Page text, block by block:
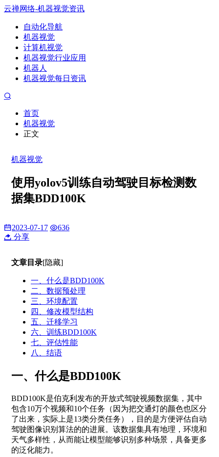
云禅网络-机器视觉资讯
自动化导航
机器视觉
计算机视觉
机器视觉行业应用
机器人
机器视觉每日资讯
首页
机器视觉
正文
机器视觉
使用yolov5训练自动驾驶目标检测数
据集BDD100K
2023-07-17
636
分享
文章目录[隐藏]
一、什么是BDD100K
二、数据预处理
三、环境配置
四、修改模型结构
五、迁移学习
六、训练BDD100K
七、评估性能
八、结语
一、什么是BDD100K
BDD100K是伯克利发布的开放式驾驶视频数据集，其中
包含10万个视频和10个任务（因为把交通灯的颜色也区分
了出来，实际上是13类分类任务），目的是方便评估自动
驾驶图像识别算法的的进展。该数据集具有地理，环境和
天气多样性，从而能让模型能够识别多种场景，具备更多
的泛化能力。